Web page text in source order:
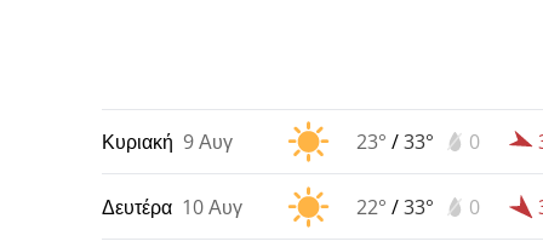
Κυριακή 9 Αυγ 23° /33° 0
Δευτέρα 10 Αυγ 22° /33° 0